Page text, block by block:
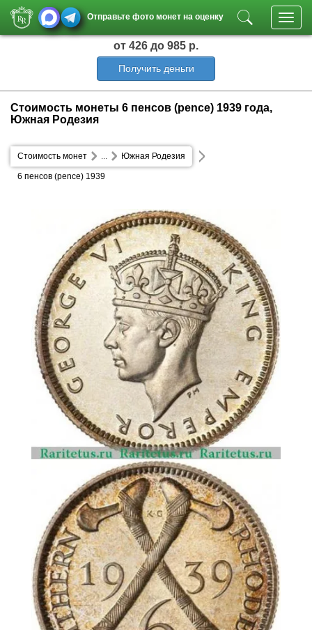
Отправьте фото монет на оценку
от 426 до 985 р.
Получить деньги
Стоимость монеты 6 пенсов (pence) 1939 года,
Южная Родезия
Стоимость монет Южная Родезия
...
6 пенсов (pence) 1939